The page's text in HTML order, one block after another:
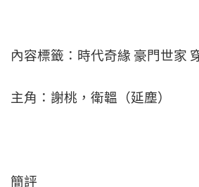
內容標籤：時代奇緣 豪門世家
主角：謝桃，衛韞（延塵）
簡評